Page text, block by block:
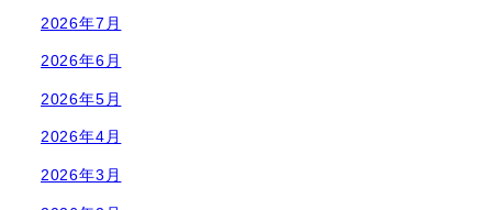
2026年7月
2026年6月
2026年5月
2026年4月
2026年3月